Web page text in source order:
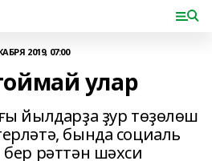
2019, 07:00
улар
йылдарҙа ҙур төҙөлөш
бында социаль
рәттән шәхси